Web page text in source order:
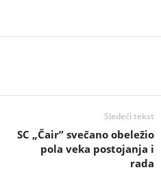
Sledeći tekst
SC „Čair” svečano obeležio
pola veka postojanja i
rada